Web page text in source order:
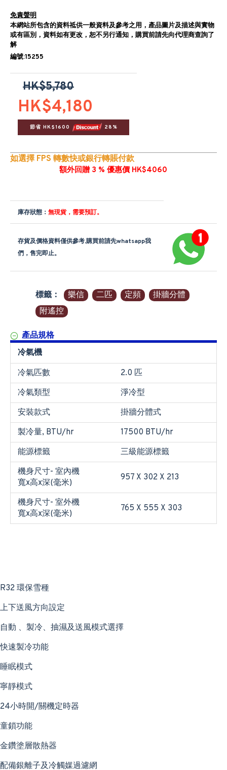
免責聲明
本網站所包含的資料祗供一般資料及參考之用，產品圖片及描述與實物
或有區別，資料如有更改，恕不另行通知，購買前請先向代理商查詢了
解
編號:15255
HK$4,180
HK$5,780
節省 HK$1600 28%
如選擇 FPS 轉數快或銀行轉賬付款
額外回贈 3 % 優惠價 HK$4060
庫存狀態： 無現貨，需要預訂。
存貨及價格資料僅供參考,購買前請先whatsapp我
們，售完即止。
標籤： 樂信 二匹 定頻
掛牆分體
附遙控
產品規格
冷氣機
冷氣匹數
2.0 匹
冷氣類型
淨冷型
安裝款式
掛牆分體式
製冷量, BTU/hr
17500 BTU/hr
能源標籤
三級能源標籤
機身尺寸- 室內機
寬x高x深(毫米)
957 X 302 X 213
機身尺寸- 室外機
寬x高x深(毫米)
765 X 555 X 303
R32 環保雪種
上下送風方向設定
自動 、製冷、抽濕及送風模式選擇
快速製冷功能
睡眠模式
寧靜模式
24小時開/關機定時器
童鎖功能
金鑽塗層散熱器
配備銀離子及冷觸媒過濾網